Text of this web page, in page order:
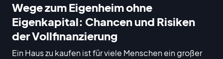
Wege zum Eigenheim ohne
Eigenkapital: Chancen und Risiken
der Vollfinanzierung
Ein Haus zu kaufen ist für viele Menschen ein großer